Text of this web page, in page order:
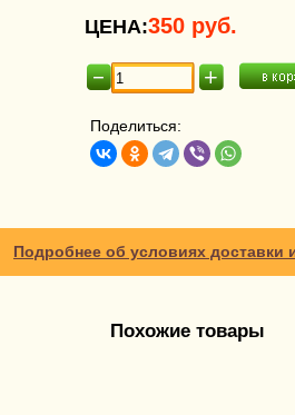
ЦЕНА:350 руб.
Поделиться:
Подробнее об условиях доставки
Похожие товары